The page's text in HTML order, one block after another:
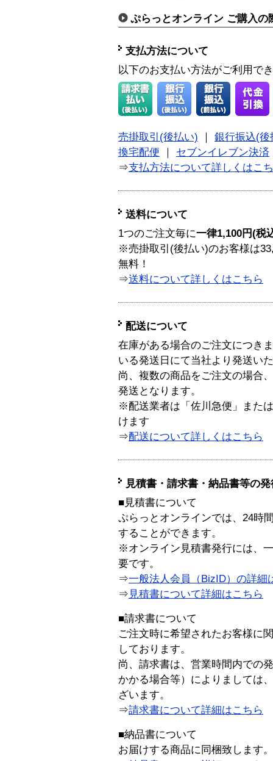
ぷらっとオンライン ご購入の
支払方法について
以下のお支払い方法がご利用で
売掛取引(後払い)
銀行振込(後
換宅配便
セブンイレブン決済
⇒支払方法について詳しくはこ
送料について
1つのご注文毎に一律1,100円(税
※売掛取引(後払い)のお客様は
無料！
⇒送料について詳しくはこちら
配送について
在庫がある場合のご注文につき
いる発送日にて当社より発送い
尚、複数の商品をご注文の場合
発送となります。
※配送業者は「佐川急便」また
けます
⇒配送について詳しくはこちら
見積書・請求書・納品書等の
■見積書について
ぷらっとオンラインでは、24時
することができます。
※オンライン見積書発行には、
要です。
⇒一般法人会員（BizID）の詳細
⇒ 見積書について詳細はこちら
■請求書について
ご注文時に希望されたお客様に
しております。
尚、請求書は、営業時間内での
かかる場合等）によりましては
ざいます。
⇒請求書について詳細はこちら
■納品書について
お届けする商品に同梱致します。